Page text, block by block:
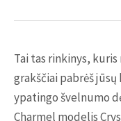
Tai tas rinkinys,
grakščiai pabrėš
ypatingo švelnumo
Charmel modelis